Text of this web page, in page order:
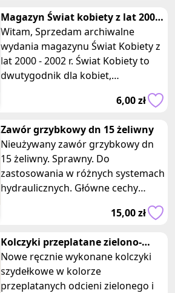
Magazyn Świat kobiety z lat 2000
- 2002 r.
Witam, Sprzedam archiwalne
wydania magazynu Świat Kobiety z
lat 2000 - 2002 r. Świat Kobiety to
dwutygodnik dla kobiet,
6,00 zł
Zawór grzybkowy dn 15 żeliwny
Nieużywany zawór grzybkowy dn
15 żeliwny. Sprawny. Do
zastosowania w różnych systemach
hydraulicznych. Główne cechy
15,00 zł
Kolczyki przeplatane zielono-
zolte szydełkowe kwiatki
Nowe ręcznie wykonane kolczyki
szydełkowe w kolorze
przeplatanych odcieni zielonego i